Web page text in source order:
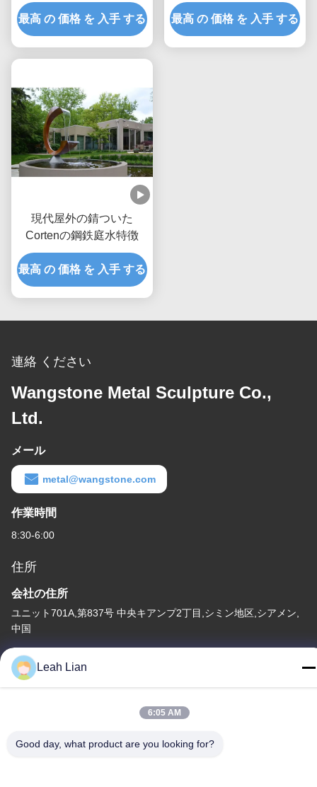
最高 の 価格 を 入手 する
最高 の 価格 を 入手 する
現代屋外の錆ついた
Cortenの鋼鉄庭水特徴
最高 の 価格 を 入手 する
連絡 ください
Wangstone Metal Sculpture Co.,
Ltd.
メール
metal@wangstone.com
作業時間
8:30-6:00
住所
会社の住所
ユニット701A,第837号 中央キアンプ2丁目,シミン地区,シアメン,
中国
工場住所
第72号 ユンジュン道路 武峰村 崇武町 泉州市 福建市
Leah Lian
6:05 AM
Good day, what product are you looking for?